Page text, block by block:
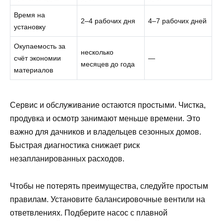
Время на
установку
2–4 рабочих дня 4–7 рабочих дней
Окупаемость за
счёт экономии
материалов
несколько
месяцев до года
—
Сервис и обслуживание остаются простыми. Чистка,
продувка и осмотр занимают меньше времени. Это
важно для дачников и владельцев сезонных домов.
Быстрая диагностика снижает риск
незапланированных расходов.
Чтобы не потерять преимущества, следуйте простым
правилам. Установите балансировочные вентили на
ответвлениях. Подберите насос с плавной